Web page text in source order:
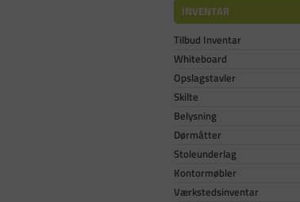
INVENTAR
Tilbud Inventar
Whiteboard
Opslagstavler
Skilte
Belysning
Dørmåtter
Stoleunderlag
Kontormøbler
Værkstedsinventar